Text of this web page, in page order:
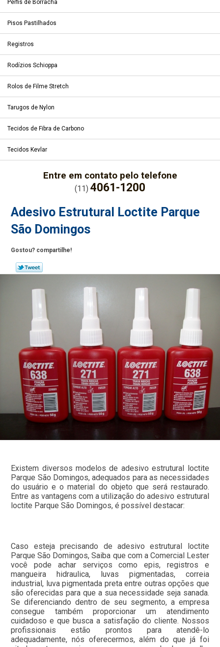
Perfis de Borracha
Pisos Pastilhados
Registros
Rodízios Schioppa
Rolos de Filme Stretch
Tarugos de Nylon
Tecidos de Fibra de Carbono
Tecidos Kevlar
Entre em contato pelo telefone
(11) 4061-1200
Adesivo Estrutural Loctite Parque
São Domingos
Gostou? compartilhe!
Existem diversos modelos de adesivo estrutural loctite
Parque São Domingos, adequados para as necessidades
do usuário e o material do objeto que será restaurado.
Entre as vantagens com a utilização do adesivo estrutural
loctite Parque São Domingos, é possível destacar:
Caso esteja precisando de adesivo estrutural loctite
Parque São Domingos, Saiba que com a Comercial Lester
você pode achar serviços como epis, registros e
mangueira hidraulica, luvas pigmentadas, correia
industrial, luva pigmentada preta entre outras opções que
são oferecidas para que a sua necessidade seja sanada.
Se diferenciando dentro de seu segmento, a empresa
consegue também proporcionar um atendimento
cuidadoso e que busca a satisfação do cliente. Nossos
profissionais estão prontos para atendê-lo
adequadamente, nós oferecermos, além do que já foi